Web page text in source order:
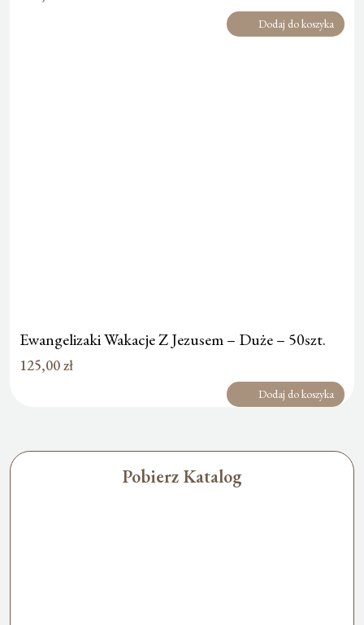
Dodaj do koszyka
Ewangelizaki Wakacje Z Jezusem – Duże – 50szt.
125,00zł
Dodaj do koszyka
Pobierz Katalog